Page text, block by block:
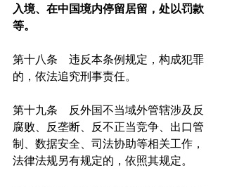
入境、在中国境内停留居留，处以罚款
等。
第十八条　违反本条例规定，构成犯罪
的，依法追究刑事责任。
第十九条　反外国不当域外管辖涉及反
腐败、反垄断、反不正当竞争、出口管
制、数据安全、司法协助等相关工作，
法律法规另有规定的，依照其规定。